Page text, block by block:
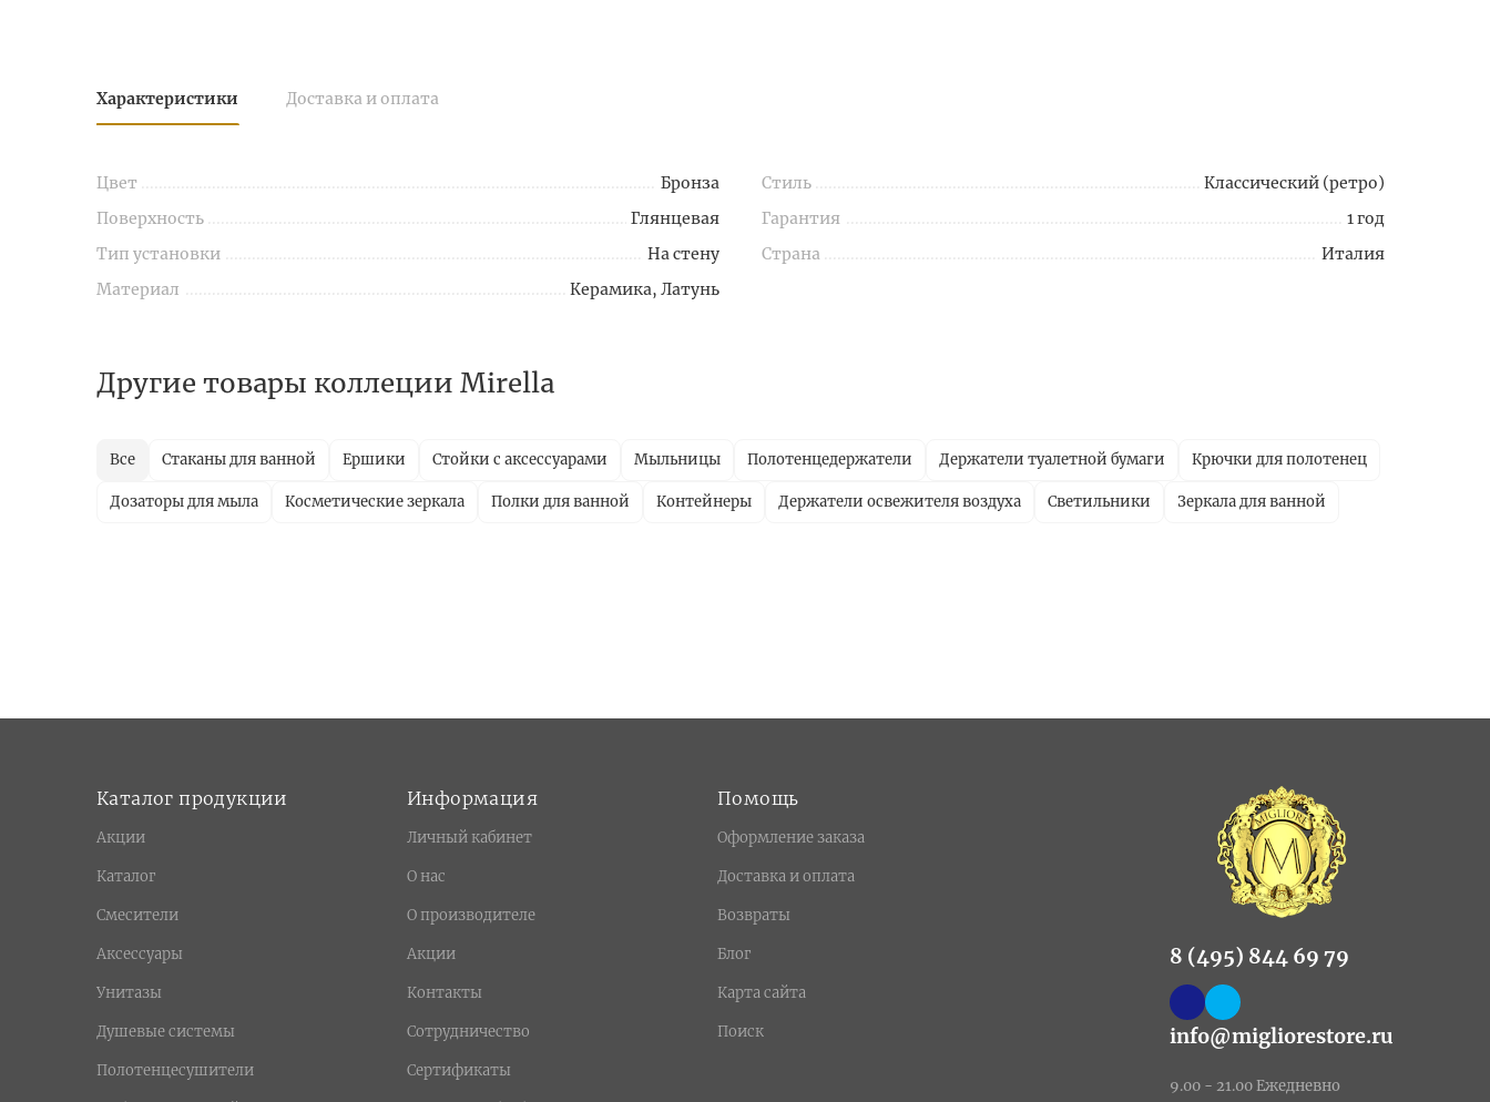
Характеристики Доставка и оплата
Цвет
Бронза
Поверхность
Глянцевая
Тип установки
На стену
Материал
Керамика, Латунь
Стиль
Классический (ретро)
Гарантия
1 год
Страна
Италия
Другие товары коллеции Mirella
Все Стаканы для ванной Ершики Стойки с аксессуарами Мыльницы Полотенцедержатели Держатели туалетной бумаги Крючки для полотенец
Дозаторы для мыла Косметические зеркала Полки для ванной Контейнеры Держатели освежителя воздуха Светильники Зеркала для ванной
Каталог продукции
Акции
Каталог
Смесители
Аксессуары
Унитазы
Душевые системы
Полотенцесушители
Информация
Личный кабинет
О нас
О производителе
Акции
Контакты
Сотрудничество
Сертификаты
Помощь
Оформление заказа
Доставка и оплата
Возвраты
Блог
Карта сайта
Поиск
8 (495) 844 69 79
info@migliorestore.ru
9.00 - 21.00 Ежедневно